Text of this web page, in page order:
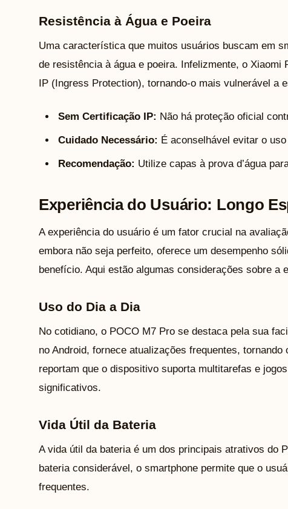
Resistência à Água e Poeira
Uma característica que muitos usuários buscam em
de resistência à água e poeira. Infelizmente, o Xiaomi
IP (Ingress Protection), tornando-o mais vulnerável a
Sem Certificação IP: Não há proteção oficial
Cuidado Necessário: É aconselhável evitar o
Recomendação: Utilize capas à prova d’água
Experiência do Usuário: Longo
A experiência do usuário é um fator crucial na
embora não seja perfeito, oferece um desempenho
benefício. Aqui estão algumas considerações sobre a
Uso do Dia a Dia
No cotidiano, o POCO M7 Pro se destaca pela sua
no Android, fornece atualizações frequentes,
reportam que o dispositivo suporta multitarefas e
significativos.
Vida Útil da Bateria
A vida útil da bateria é um dos principais atrativos do
bateria considerável, o smartphone permite que o
frequentes.